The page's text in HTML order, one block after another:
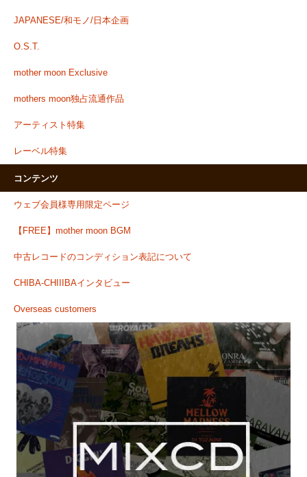
JAPANESE/和モノ/日本企画
O.S.T.
mother moon Exclusive
mothers moon独占流通作品
アーティスト特集
レーベル特集
コンテンツ
ウェブ会員様専用限定ページ
【FREE】mother moon BGM
中古レコードのコンディション表記について
CHIBA-CHIIIBAインタビュー
Overseas customers